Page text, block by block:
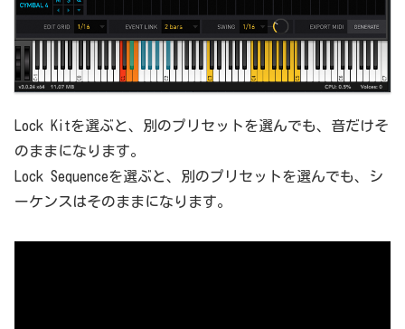
Lock Kitを選ぶと、別のプリセットを選んでも、音だけそ
のままになります。
Lock Sequenceを選ぶと、別のプリセットを選んでも、シ
ーケンスはそのままになります。